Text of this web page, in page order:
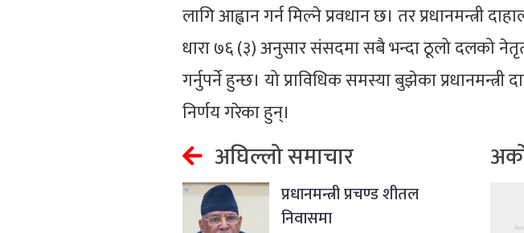
लागि आह्वान गर्न मिल्ने प्रवधान छ। तर प्रधानमन्त्री
धारा ७६ (३) अनुसार संसदमा सबै भन्दा ठूलो दलको
गर्नुपर्ने हुन्छ। यो प्राविधिक समस्या बुझेका
निर्णय गरेका हुन्।
अघिल्लो समाचार
प्रधानमन्त्री प्रचण्ड शीतल
निवासमा